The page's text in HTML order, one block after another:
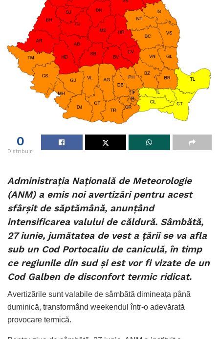
0
Distribuiri
Administrația Națională de Meteorologie
(ANM) a emis noi avertizări pentru acest
sfârșit de săptămână, anunțând
intensificarea valului de căldură. Sâmbătă,
27 iunie, jumătatea de vest a țării se va afla
sub un Cod Portocaliu de caniculă, în timp
ce regiunile din sud și est vor fi vizate de un
Cod Galben de disconfort termic ridicat.
Avertizările sunt valabile de sâmbătă dimineața până
duminică, transformând weekendul într-o adevărată
provocare termică.